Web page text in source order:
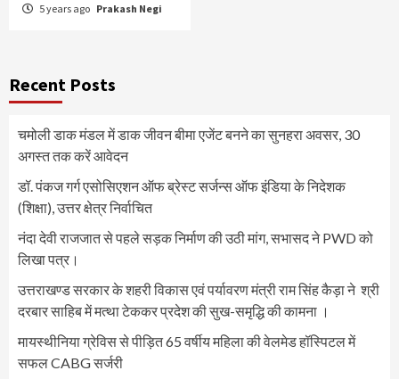
5 years ago Prakash Negi
Recent Posts
चमोली डाक मंडल में डाक जीवन बीमा एजेंट बनने का सुनहरा अवसर, 30
अगस्त तक करें आवेदन
डॉ. पंकज गर्ग एसोसिएशन ऑफ ब्रेस्ट सर्जन्स ऑफ इंडिया के निदेशक
(शिक्षा), उत्तर क्षेत्र निर्वाचित
नंदा देवी राजजात से पहले सड़क निर्माण की उठी मांग, सभासद ने PWD को
लिखा पत्र।
उत्तराखण्ड सरकार के शहरी विकास एवं पर्यावरण मंत्री राम सिंह कैड़ा ने श्री
दरबार साहिब में मत्था टेककर प्रदेश की सुख-समृद्धि की कामना ।
मायस्थीनिया ग्रेविस से पीड़ित 65 वर्षीय महिला की वेलमेड हॉस्पिटल में
सफल CABG सर्जरी